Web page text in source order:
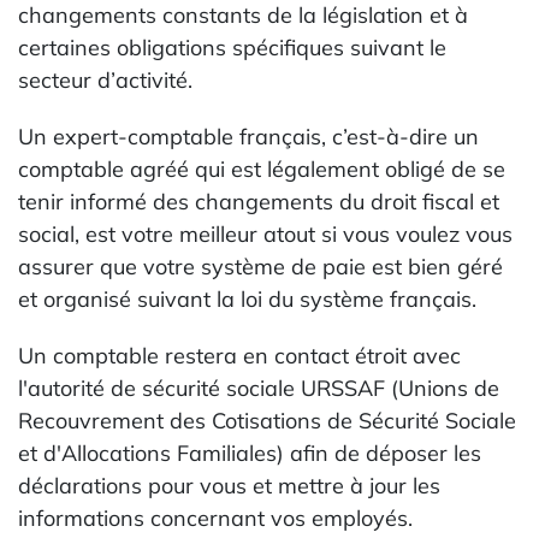
changements constants de la législation et à
certaines obligations spécifiques suivant le
secteur d’activité.
Un expert-comptable français, c’est-à-dire un
comptable agréé qui est légalement obligé de se
tenir informé des changements du droit fiscal et
social, est votre meilleur atout si vous voulez vous
assurer que votre système de paie est bien géré
et organisé suivant la loi du système français.
Un comptable restera en contact étroit avec
l'autorité de sécurité sociale URSSAF (Unions de
Recouvrement des Cotisations de Sécurité Sociale
et d'Allocations Familiales) afin de déposer les
déclarations pour vous et mettre à jour les
informations concernant vos employés.